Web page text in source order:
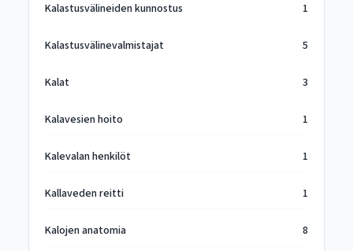
Kalastusvälineiden kunnostus 1
Kalastusvälinevalmistajat 5
Kalat 3
Kalavesien hoito 1
Kalevalan henkilöt 1
Kallaveden reitti 1
Kalojen anatomia 8